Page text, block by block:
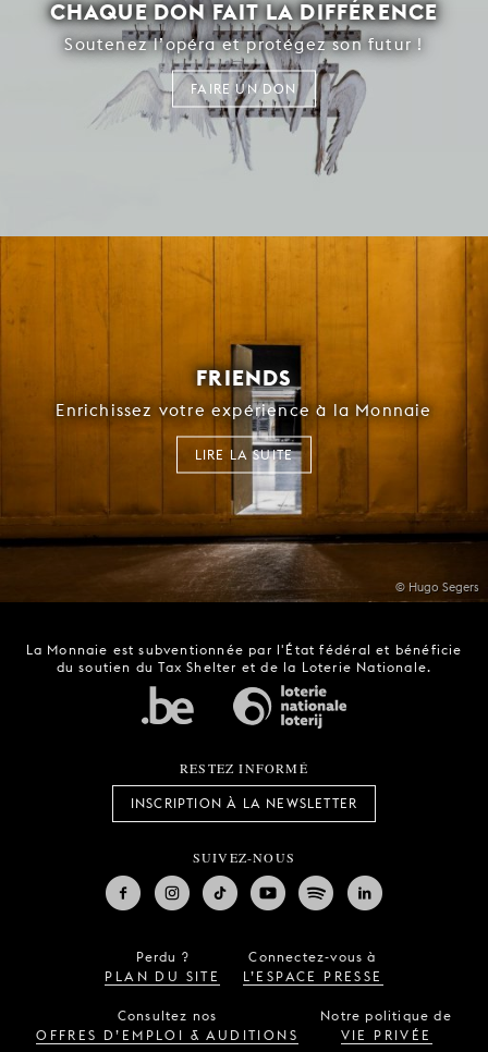
CHAQUE DON FAIT LA DIFFÉRENCE
Soutenez l’opéra et protégez son futur !
FAIRE UN DON
© Hugo Segers
FRIENDS
Enrichissez votre expérience à la Monnaie
LIRE LA SUITE
La Monnaie est subventionnée par l'État fédéral et bénéficie
du soutien du Tax Shelter et de la Loterie Nationale.
RESTEZ INFORMÉ
INSCRIPTION À LA NEWSLETTER
SUIVEZ-NOUS
Perdu ?
PLAN DU SITE
Connectez-vous à
L’ESPACE PRESSE
Consultez nos
OFFRES D’EMPLOI & AUDITIONS
Notre politique de
VIE PRIVÉE